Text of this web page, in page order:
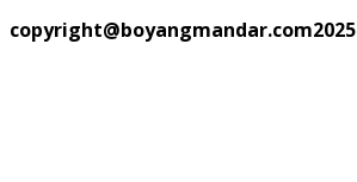
copyright@boyangmandar.com2025